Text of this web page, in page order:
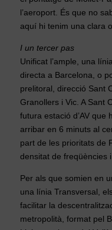
l’aeroport. És que no
aquí hi tenim una clara
I un tercer pas
Unificat l’ample, una
directa a Barcelona, o
prelitoral, direcció Sant
Granollers i Vic. A Sant
futura estació d’AV que
arribar en 6 minuts al
part de les prioritats de
densitat de freqüències
Per als que somien en
una línia Transversal,
facilitar la
metropolità, format pel